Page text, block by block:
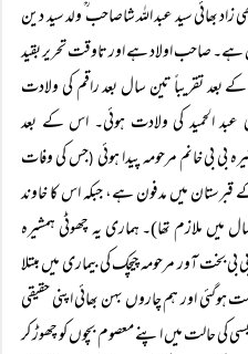
بھائی سید عبد اللہ شاصاحب ؒ ولد سید دین
صاحب اولاد ہے اور تاوقت تحریر بقید
تقریباً تین سال بعد راقم کی ولادت
عبد الحمید کی ولادت ہوئی۔ اس کے بعد
(جس کی وفات
کے قبرستان میں مدفون ہے، جبکہ اس کا خاوند
میں ملازم تھا)۔ ہماری یہ چھوٹی ہمشیرہ
بی بخت آور مرحومہ چیچک کی بیماری میں مبتلا
ہوگئی اور ہم چاروں بہن بھائی اپنی حقیقی
کی حالت میں اپنے معصوم بچوں کو چھوڑ کر